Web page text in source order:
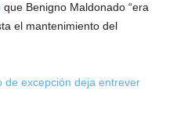
que Benigno Maldonado “era
el mantenimiento del
de excepción deja entrever